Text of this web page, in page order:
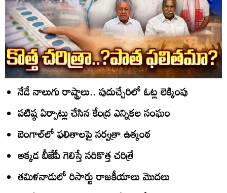
నేడే నాలుగు రాష్ట్రాలు.. పుదుచ్చేరిలో ఓట్ల లెక్కింపు
పటిష్ఠ ఏర్పాట్లు చేసిన కేంద్ర ఎన్నికల సంఘం
బెంగాల్‌లో ఫలితాలపై సర్వత్రా ఉత్కంఠ
అక్కడ బీజేపీ గెలిస్తే సరికొత్త చరిత్రే
తమిళనాడులో రిసార్టు రాజకీయాలు మొదలు